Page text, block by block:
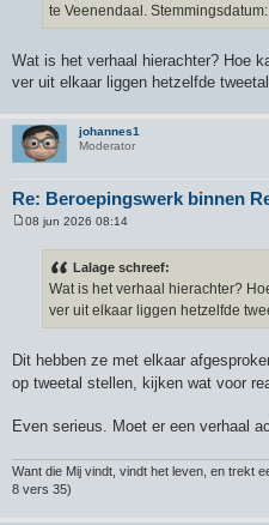
te Veenendaal. Stemmingsdatum:
Wat is het verhaal hierachter? Hoe
ver uit elkaar liggen hetzelfde
johannes1
Moderator
Re: Beroepingswerk binnen
08 jun 2026 08:14
Lalage schreef:
Wat is het verhaal hierachter?
ver uit elkaar liggen hetzelfde
Dit hebben ze met elkaar
op tweetal stellen, kijken wat voor
Even serieus. Moet er een verhaal
Want die Mij vindt, vindt het leven, en trekt
8 vers 35)